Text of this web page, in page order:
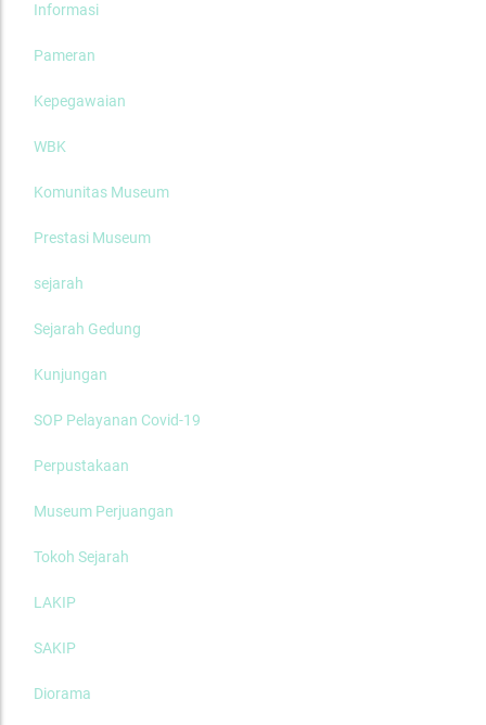
Informasi
Pameran
Kepegawaian
WBK
Komunitas Museum
Prestasi Museum
sejarah
Sejarah Gedung
Kunjungan
SOP Pelayanan Covid-19
Perpustakaan
Museum Perjuangan
Tokoh Sejarah
LAKIP
SAKIP
Diorama